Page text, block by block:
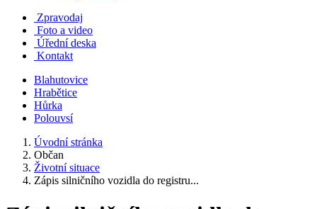
Zpravodaj
Foto a video
Úřední deska
Kontakt
Blahutovice
Hrabětice
Hůrka
Polouvsí
Úvodní stránka
Občan
Životní situace
Zápis silničního vozidla do registru...